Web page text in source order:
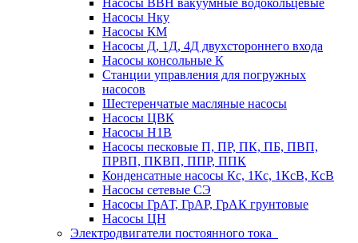
Насосы ВВН вакуумные водокольцевые
Насосы Нку
Насосы КМ
Насосы Д, 1Д, 4Д двухстороннего входа
Насосы консольные К
Станции управления для погружных
насосов
Шестеренчатые масляные насосы
Насосы ЦВК
Насосы Н1В
Насосы песковые П, ПР, ПК, ПБ, ПВП,
ПРВП, ПКВП, ППР, ППК
Конденсатные насосы Кс, 1Кс, 1КсВ, КсВ
Насосы сетевые СЭ
Насосы ГрАТ, ГрАР, ГрАК грунтовые
Насосы ЦН
Электродвигатели постоянного тока